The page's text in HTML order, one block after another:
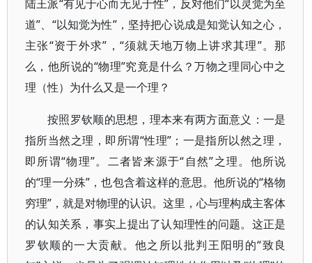
陆王派“有见于心而无见于性”，反对他们“以灵觉为至
道”、“以知觉为性”，坚持把心说成是知觉认知之心，
主张“资于外求”，“须就天地万物上讲求其理”。那
么，他所说的“物理”究竟是什么？万物之理同心中之
理（性）为什么又是一个理？
按照罗钦顺的思想，理本来有两方面意义：一是
指所当然之理，即所谓“性理”；一是指所以然之理，
即所谓“物理”。二者皆来源于“自然”之理。他所说
的“理一分殊”，也包含着这样的意思。他所说的“格物
穷理”，就是对物理的认识。这里，心与理构成主客体
的认知关系，事实上提出了认知理性的问题。这正是
罗钦顺的一大贡献。他之所以批判王阳明的“致良